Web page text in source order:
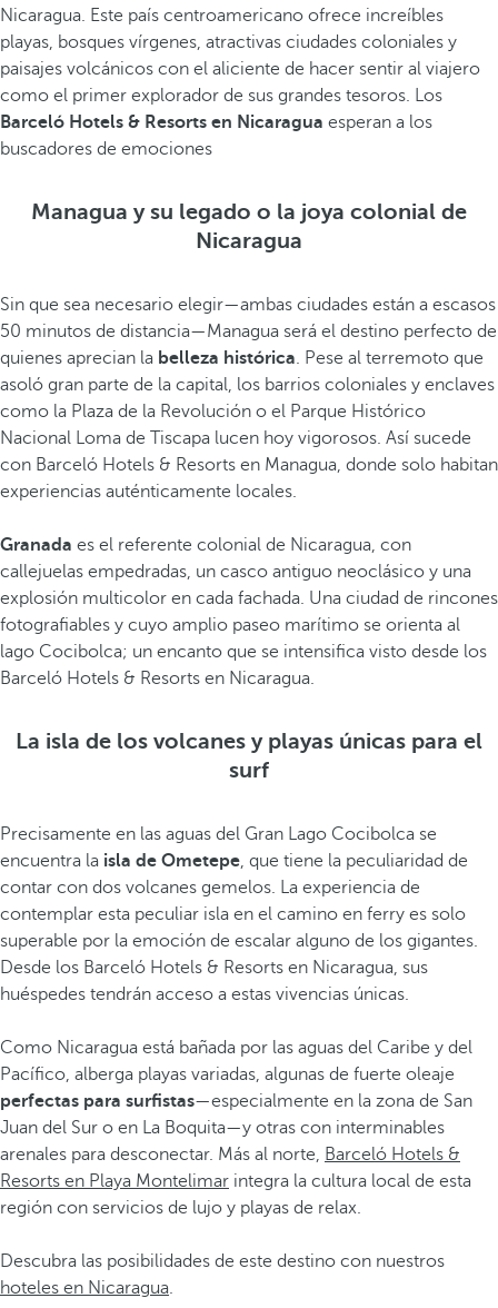
Nicaragua. Este país centroamericano ofrece increíbles
playas, bosques vírgenes, atractivas ciudades coloniales y
paisajes volcánicos con el aliciente de hacer sentir al viajero
como el primer explorador de sus grandes tesoros. Los
Barceló Hotels & Resorts en Nicaragua esperan a los
buscadores de emociones
Managua y su legado o la joya colonial de
Nicaragua
Sin que sea necesario elegir—ambas ciudades están a escasos
50 minutos de distancia—Managua será el destino perfecto de
quienes aprecian la belleza histórica. Pese al terremoto que
asoló gran parte de la capital, los barrios coloniales y enclaves
como la Plaza de la Revolución o el Parque Histórico
Nacional Loma de Tiscapa lucen hoy vigorosos. Así sucede
con Barceló Hotels & Resorts en Managua, donde solo habitan
experiencias auténticamente locales.
Granada es el referente colonial de Nicaragua, con
callejuelas empedradas, un casco antiguo neoclásico y una
explosión multicolor en cada fachada. Una ciudad de rincones
fotografiables y cuyo amplio paseo marítimo se orienta al
lago Cocibolca; un encanto que se intensifica visto desde los
Barceló Hotels & Resorts en Nicaragua.
La isla de los volcanes y playas únicas para el
surf
Precisamente en las aguas del Gran Lago Cocibolca se
encuentra la isla de Ometepe, que tiene la peculiaridad de
contar con dos volcanes gemelos. La experiencia de
contemplar esta peculiar isla en el camino en ferry es solo
superable por la emoción de escalar alguno de los gigantes.
Desde los Barceló Hotels & Resorts en Nicaragua, sus
huéspedes tendrán acceso a estas vivencias únicas.
Como Nicaragua está bañada por las aguas del Caribe y del
Pacífico, alberga playas variadas, algunas de fuerte oleaje
perfectas para surfistas—especialmente en la zona de San
Juan del Sur o en La Boquita—y otras con interminables
arenales para desconectar. Más al norte, Barceló Hotels &
Resorts en Playa Montelimar integra la cultura local de esta
región con servicios de lujo y playas de relax.
Descubra las posibilidades de este destino con nuestros
hoteles en Nicaragua.